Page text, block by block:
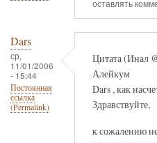
оставлять
Dars
ср,
11/01/2006
- 15:44
Постоянная
ссылка
(Permalink)
Цитата (Инал
Алейкум
Dars , как
Здравствуйте,
к сожалению